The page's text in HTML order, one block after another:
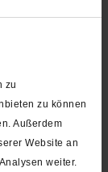
zu
zu können
Außerdem
Website an
weiter.
28%